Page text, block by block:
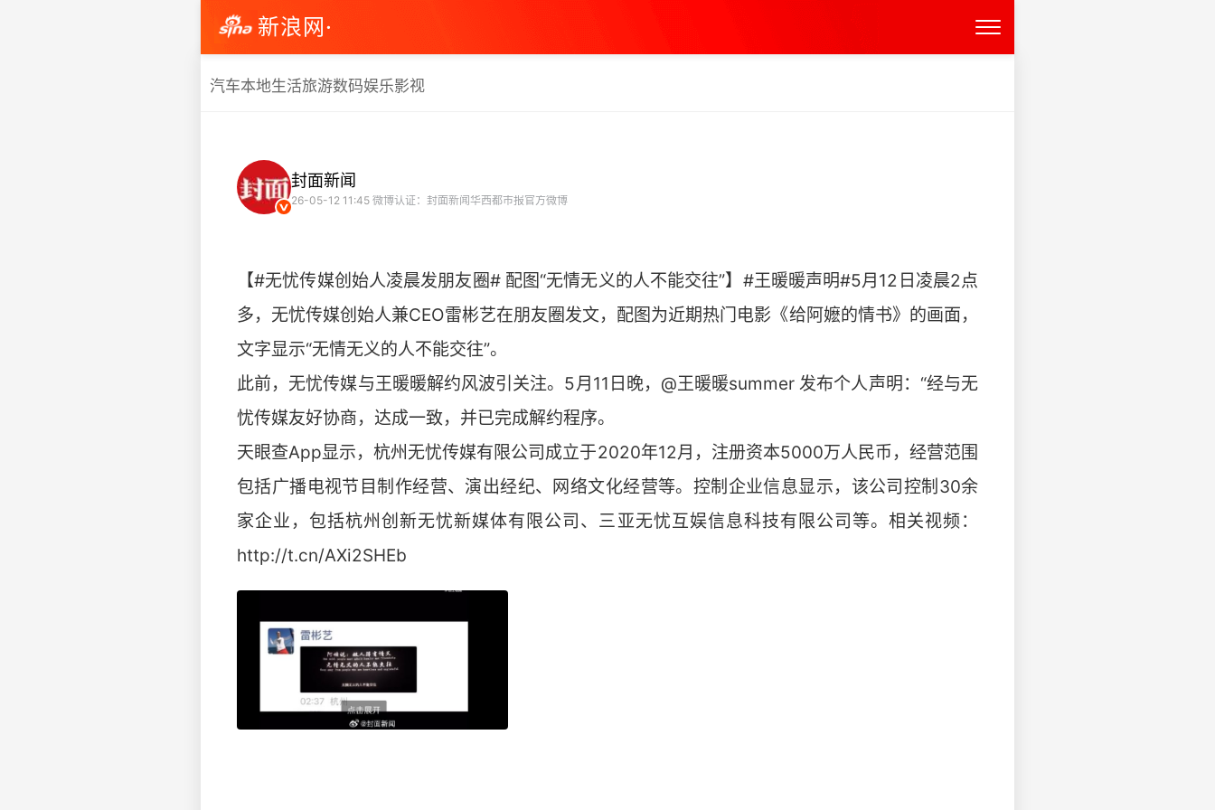
新浪网·
汽车本地生活旅游数码娱乐影视
封面新闻
26-05-12 11:45 微博认证：封面新闻华西都市报官方微博
【#无忧传媒创始人凌晨发朋友圈# 配图“无情无义的人不能交往”】#王暖暖声明#5月12日凌晨2点
多，无忧传媒创始人兼CEO雷彬艺在朋友圈发文，配图为近期热门电影《给阿嬷的情书》的画面，
文字显示“无情无义的人不能交往”。
此前，无忧传媒与王暖暖解约风波引关注。5月11日晚，@王暖暖summer 发布个人声明：“经与无
忧传媒友好协商，达成一致，并已完成解约程序。
天眼查App显示，杭州无忧传媒有限公司成立于2020年12月，注册资本5000万人民币，经营范围
包括广播电视节目制作经营、演出经纪、网络文化经营等。控制企业信息显示，该公司控制30余
家企业，包括杭州创新无忧新媒体有限公司、三亚无忧互娱信息科技有限公司等。相关视频：
http://t.cn/AXi2SHEb